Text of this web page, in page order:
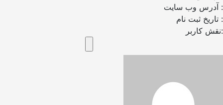
آدرس وب سایت :
تاریخ ثبت نام :
نقش کاربر: